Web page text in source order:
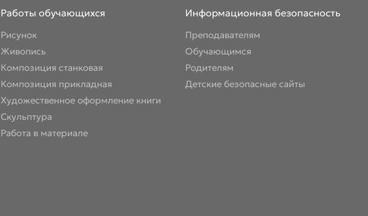
Работы обучающихся
Рисунок
Живопись
Композиция станковая
Композиция прикладная
Художественное оформление книги
Скульптура
Работа в материале
Информационная безопасность
Преподавателям
Обучающимся
Родителям
Детские безопасные сайты